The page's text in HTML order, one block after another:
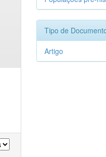
Tipo de
Artigo